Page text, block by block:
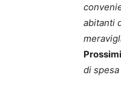
abitanti
di